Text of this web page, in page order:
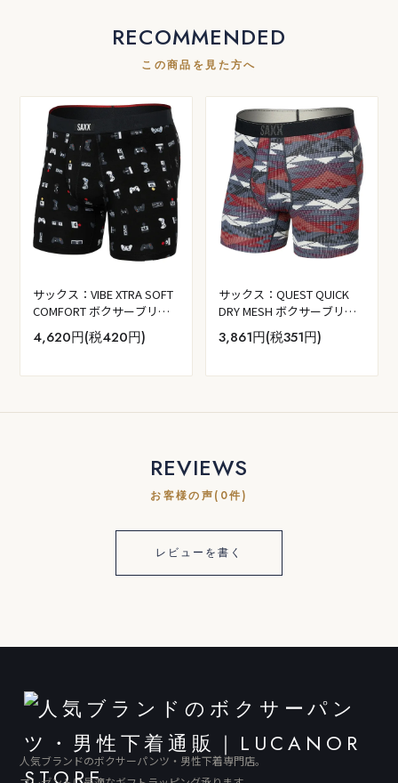
RECOMMENDED
この商品を見た方へ
サックス：VIBE XTRA SOFT
COMFORT ボクサーブリー
フ 前開き (ゲーマー／ブラ
ック)
4,620円(税420円)
サックス：QUEST QUICK
DRY MESH ボクサーブリー
フ 前開き (アシャー ジオ -
ディープ ネイビー)
3,861円(税351円)
REVIEWS
お客様の声(0件)
レビューを書く
人気ブランドのボクサーパンツ・男性下着専門店。